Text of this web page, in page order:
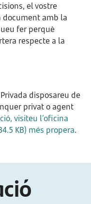
el vostre
document amb la
fer perquè
respecte a la
disposareu de
privat o agent
visiteu l’oficina
KB) més propera.